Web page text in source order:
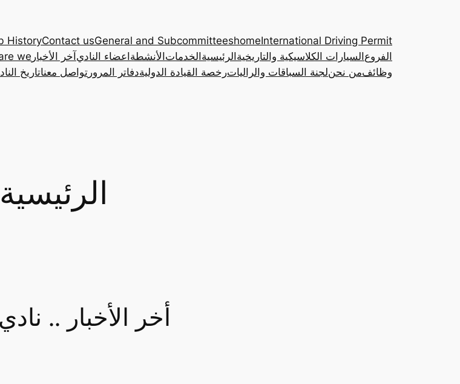
HistoryContact usGeneral and SubcommitteeshomeInternational Driving Permit
we آخر الأخبار اعضاء النادي الأنشطة الخدمات الرئيسية السيارات الكلاسيكية والتاريخية الفروع
تاريختواصل معنا دفاتر المروررخصة القيادة الدوليةلجنة السباقات والرالياتمن نحنوظائف
الرئيسية
أخر الأخبار ..